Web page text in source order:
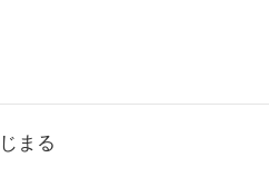
まる